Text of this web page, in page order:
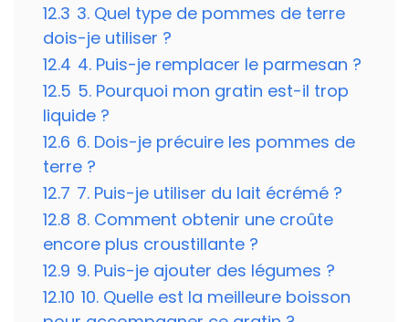
12.3 3. Quel type de pommes de terre
dois-je utiliser ?
12.4 4. Puis-je remplacer le parmesan ?
12.5 5. Pourquoi mon gratin est-il trop
liquide ?
12.6 6. Dois-je précuire les pommes de
terre ?
12.7 7. Puis-je utiliser du lait écrémé ?
12.8 8. Comment obtenir une croûte
encore plus croustillante ?
12.9 9. Puis-je ajouter des légumes ?
12.10 10. Quelle est la meilleure boisson